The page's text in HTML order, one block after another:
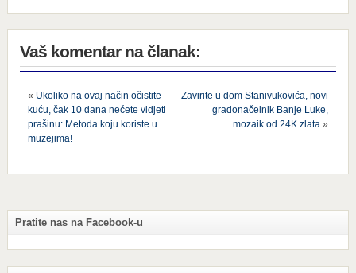
Vaš komentar na članak:
« Ukoliko na ovaj način očistite
kuću, čak 10 dana nećete vidjeti
prašinu: Metoda koju koriste u
muzejima!
Zavirite u dom Stanivukovića, novi
gradonačelnik Banje Luke,
mozaik od 24K zlata »
Pratite nas na Facebook-u